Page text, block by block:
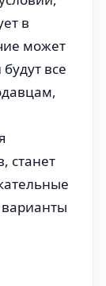
в
может
все
станет
варианты